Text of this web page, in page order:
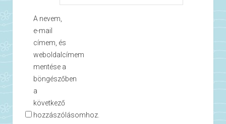
A nevem,
e-mail
címem, és
weboldalcímem
mentése a
böngészőben
a
következő
hozzászólásomhoz.